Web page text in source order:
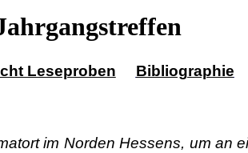
Leseproben Bibliographie
im Norden Hessens, um an